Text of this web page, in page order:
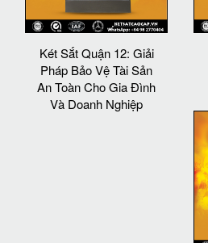
Két Sắt Quận 12: Giải
Pháp Bảo Vệ Tài Sản
An Toàn Cho Gia Đình
Và Doanh Nghiệp